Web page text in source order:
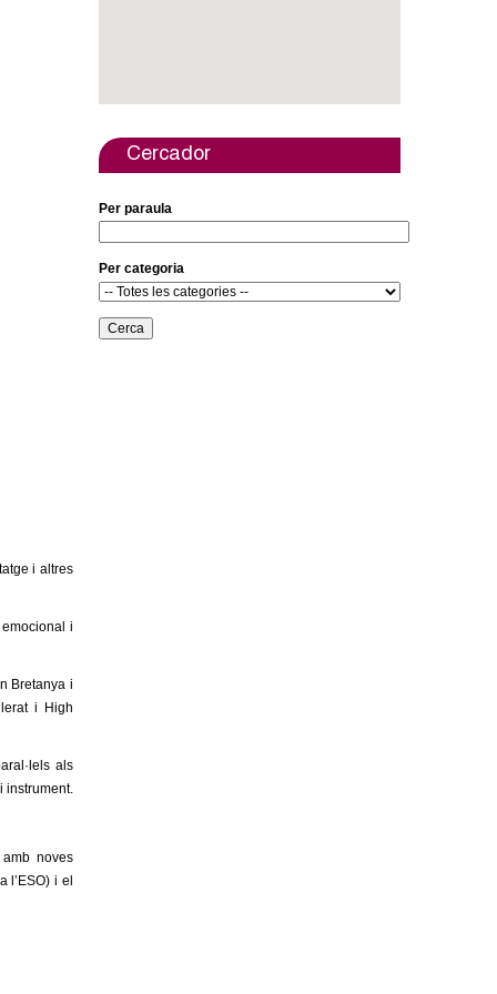
d
e
c
e
r
c
i altres
emocional i
Bretanya i
i High
als
instrument.
noves
l’ESO) i el
Cercador
Per paraula
Per categoria